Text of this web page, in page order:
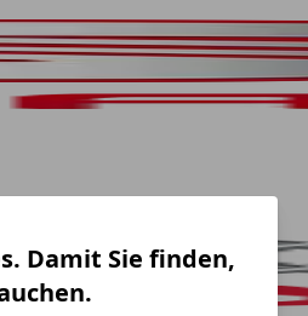
Damit Sie finden,